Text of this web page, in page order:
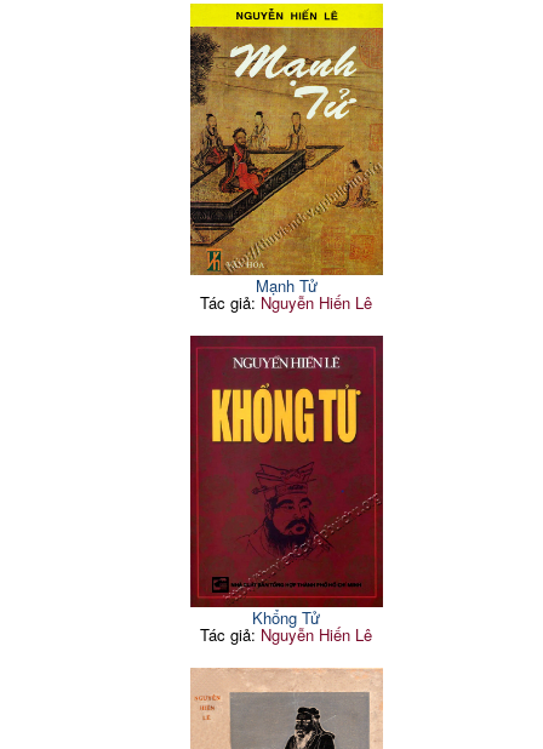
Mạnh Tử
Tác giả: Nguyễn Hiến Lê
Khổng Tử
Tác giả: Nguyễn Hiến Lê